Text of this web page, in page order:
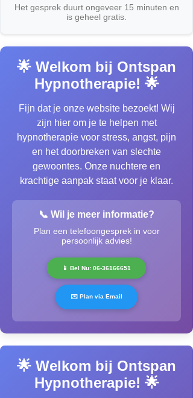
Het gesprek duurt ongeveer 15 minuten en
is geheel gratis.
🌟 Welkom bij Ontspan
Hypnotherapie! 🌟
Fijn dat je onze website bezoekt! Wij
zijn hier om je te helpen met
hypnotherapie voor stress, angst, pijn
en het doorbreken van slechte
gewoontes. Onze nuchtere en
krachtige aanpak staat voor je klaar.
📞 Wil je meer informatie?
Plan een telefoongesprek in voor
persoonlijk advies!
📱 Bel Nu: 06-36166651
✉️ Plan via Email
🌟 Welkom bij Ontspan
Hypnotherapie! 🌟